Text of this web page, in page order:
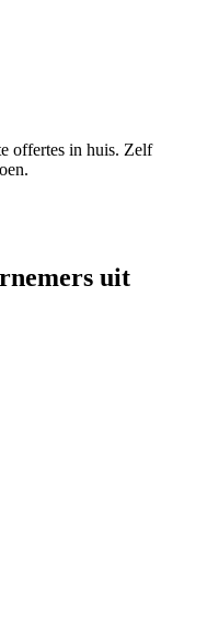
offertes in huis. Zelf
uit